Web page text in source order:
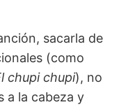
sacarla de
(como
chupi chupi), no
a la cabeza y